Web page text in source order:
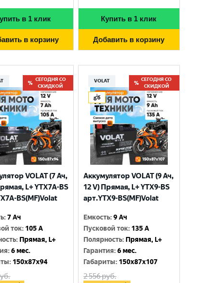
в 1 клик
в корзину
Купить в 1 клик
Добавить в корзину
СЕГОДНЯ СО
СКИДКОЙ
VOLAT (7 Ач,
L+ YTX7A-BS
BS(MF)Volat
:7 Ач
ток: 105 A
: Прямая, L+
:6 мес.
: 150x87x94
VOLAT
СЕГОДНЯ СО
СКИДКОЙ
Аккумулятор VOLAT (9 Ач,
12 V) Прямая, L+ YTX9-BS
арт.YTX9-BS(MF)Volat
Емкость:9 Ач
Пусковой ток: 135 A
Полярность: Прямая, L+
Гарантия:6 мес.
Габариты: 150x87x107
2 556руб.